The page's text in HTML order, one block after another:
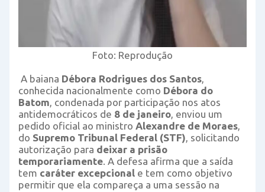
Foto: Reprodução
A baiana Débora Rodrigues dos Santos
conhecida nacionalmente como Débora do
Batom , condenada por participação nos atos
antidemocráticos de 8 de janeiro , enviou um
pedido oficial ao ministro Alexandre de Moraes
do Supremo Tribunal Federal (STF) , solicitando
autorização para deixar a prisão
temporariamente . A defesa afirma que a saída
tem caráter excepcional e tem como objetivo
permitir que ela compareça a uma sessão na